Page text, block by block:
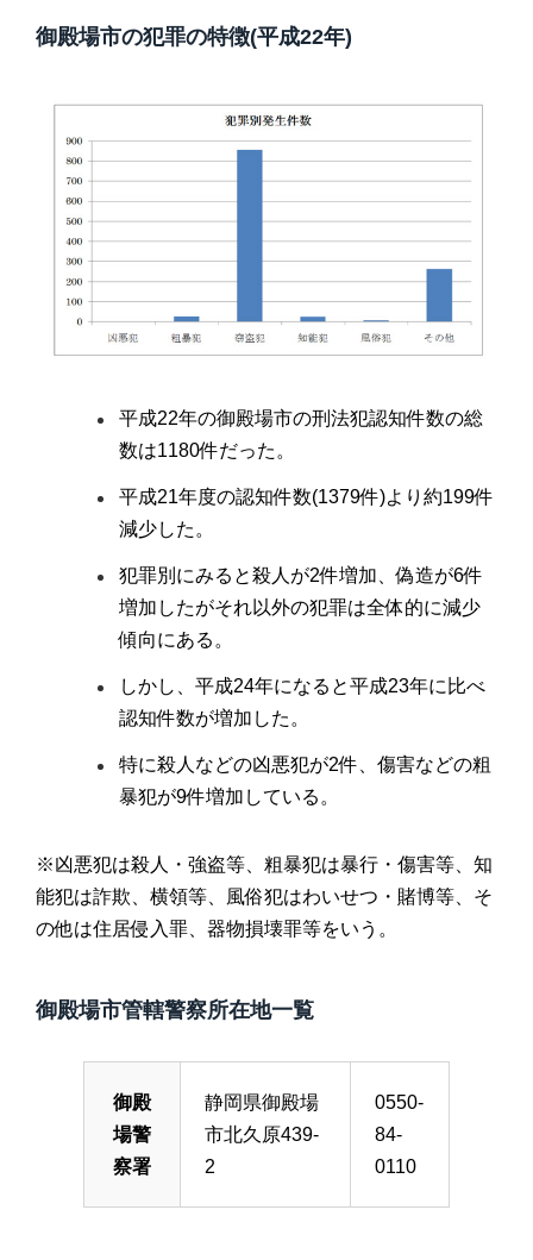
御殿場市の犯罪の特徴(平成22年)
平成22年の御殿場市の刑法犯認知件数の総
数は1180件だった。
平成21年度の認知件数(1379件)より約199件
減少した。
犯罪別にみると殺人が2件増加、偽造が6件
増加したがそれ以外の犯罪は全体的に減少
傾向にある。
しかし、平成24年になると平成23年に比べ
認知件数が増加した。
特に殺人などの凶悪犯が2件、傷害などの粗
暴犯が9件増加している。
※凶悪犯は殺人・強盗等、粗暴犯は暴行・傷害等、知
能犯は詐欺、横領等、風俗犯はわいせつ・賭博等、そ
の他は住居侵入罪、器物損壊罪等をいう。
御殿場市管轄警察所在地一覧
御殿
場警
察署
静岡県御殿場
市北久原439-
2
0550-
84-
0110